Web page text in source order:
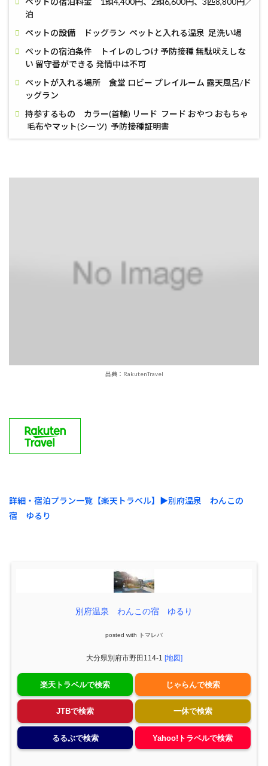
泊
ペットの設備 ドッグラン ペットと入れる温泉 足洗い場
ペットの宿泊条件 トイレのしつけ 予防接種 無駄吠えしな
い 留守番ができる 発情中は不可
ペットが入れる場所 食堂 ロビー プレイルーム 露天風呂/ド
ッグラン
持参するもの カラー(首輪) リード フード おやつ おもちゃ
毛布やマット(シーツ) 予防接種証明書
出典：RakutenTravel
詳細・宿泊プラン一覧【楽天トラベル】▶︎別府温泉 わんこの
宿 ゆるり
別府温泉 わんこの宿 ゆるり
posted with トマレバ
大分県別府市野田114-1 [地図]
楽天トラベルで検索 じゃらんで検索
JTBで検索 一休で検索
るるぶで検索 Yahoo!トラベルで検索